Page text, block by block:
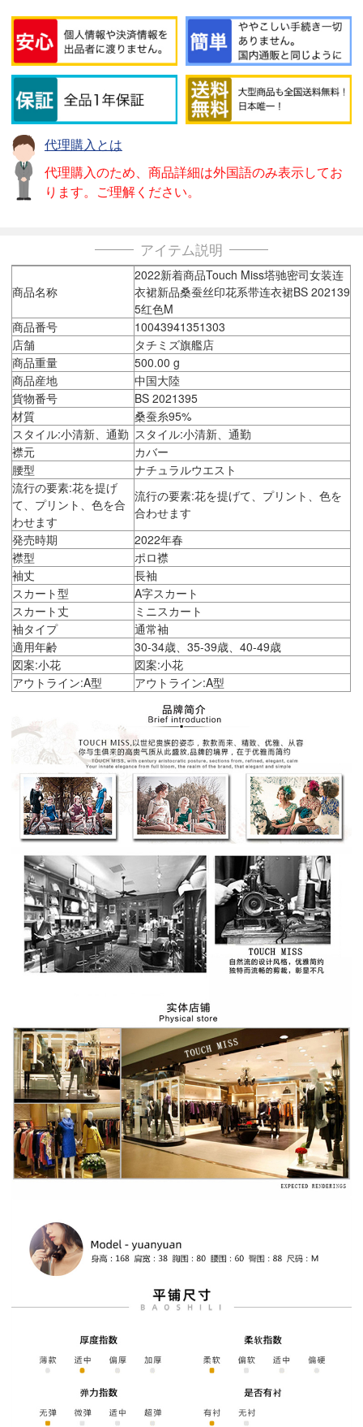
代理購入とは
代理購入のため、商品詳細は外国語のみ表示してお
ります。ご理解ください。
アイテム説明
商品名称
2022新着商品Touch Miss塔驰密司女装连
衣裙新品桑蚕丝印花系带连衣裙BS 202139
5红色M
商品番号
10043941351303
店舗
タチミズ旗艦店
商品重量
500.00 g
商品産地
中国大陸
貨物番号
BS 2021395
材質
桑蚕糸95%
スタイル:小清新、通勤 スタイル:小清新、通勤
襟元
カバー
腰型
ナチュラルウエスト
流行の要素:花を提げ
て、プリント、色を合
わせます
流行の要素:花を提げて、プリント、色を
合わせます
発売時期
2022年春
襟型
ポロ襟
袖丈
長袖
スカート型
A字スカート
スカート丈
ミニスカート
袖タイプ
通常袖
適用年齢
30-34歳、35-39歳、40-49歳
図案:小花
図案:小花
アウトライン:A型
アウトライン:A型